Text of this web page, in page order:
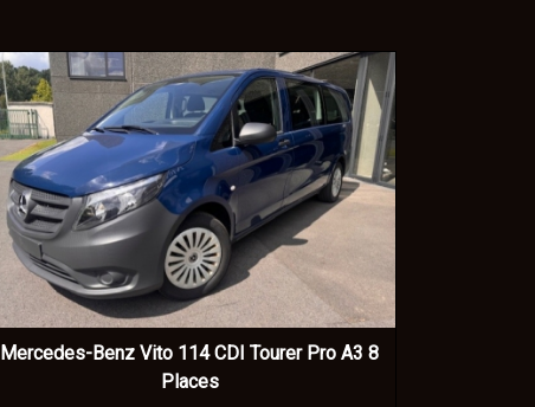
Mercedes-Benz Vito 114 CDI Tourer Pro A3 8
Places